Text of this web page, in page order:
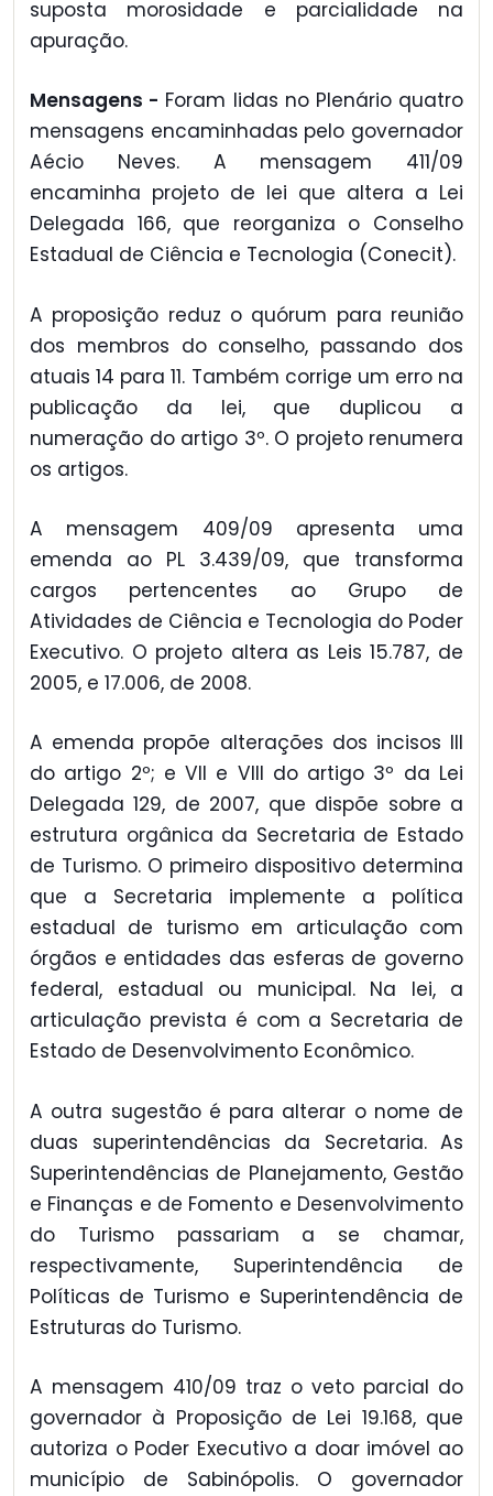
suposta morosidade e parcialidade na
apuração.
Mensagens - Foram lidas no Plenário quatro
mensagens encaminhadas pelo governador
Aécio Neves. A mensagem 411/09
encaminha projeto de lei que altera a Lei
Delegada 166, que reorganiza o Conselho
Estadual de Ciência e Tecnologia (Conecit).
A proposição reduz o quórum para reunião
dos membros do conselho, passando dos
atuais 14 para 11. Também corrige um erro na
publicação da lei, que duplicou a
numeração do artigo 3º. O projeto renumera
os artigos.
A mensagem 409/09 apresenta uma
emenda ao PL 3.439/09, que transforma
cargos pertencentes ao Grupo de
Atividades de Ciência e Tecnologia do Poder
Executivo. O projeto altera as Leis 15.787, de
2005, e 17.006, de 2008.
A emenda propõe alterações dos incisos III
do artigo 2º; e VII e VIII do artigo 3º da Lei
Delegada 129, de 2007, que dispõe sobre a
estrutura orgânica da Secretaria de Estado
de Turismo. O primeiro dispositivo determina
que a Secretaria implemente a política
estadual de turismo em articulação com
órgãos e entidades das esferas de governo
federal, estadual ou municipal. Na lei, a
articulação prevista é com a Secretaria de
Estado de Desenvolvimento Econômico.
A outra sugestão é para alterar o nome de
duas superintendências da Secretaria. As
Superintendências de Planejamento, Gestão
e Finanças e de Fomento e Desenvolvimento
do Turismo passariam a se chamar,
respectivamente, Superintendência de
Políticas de Turismo e Superintendência de
Estruturas do Turismo.
A mensagem 410/09 traz o veto parcial do
governador à Proposição de Lei 19.168, que
autoriza o Poder Executivo a doar imóvel ao
município de Sabinópolis. O governador